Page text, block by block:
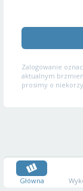
Zalogowanie
aktualnym
prosimy o
Główna